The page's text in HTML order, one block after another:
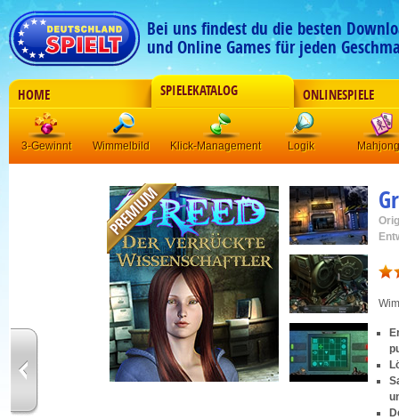
Bei uns findest du die besten
und Online Games für jeden
HOME SPIELEKATALOG ONLINESPIELE
3-Gewinnt Wimmelbild Klick-Management Logik Mahjong